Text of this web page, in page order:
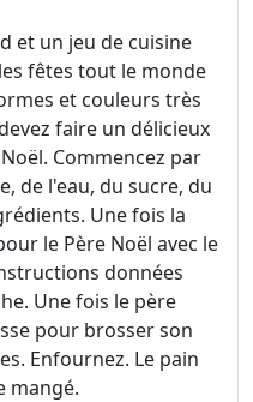
et un jeu de cuisine
fêtes tout le monde
et couleurs très
faire un délicieux
Commencez par
de l'eau, du sucre, du
Une fois la
le Père Noël avec le
données
Une fois le père
pour brosser son
Enfournez. Le pain
mangé.